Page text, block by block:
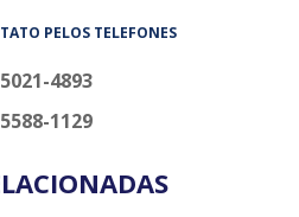
PELOS TELEFONES
4893
1129